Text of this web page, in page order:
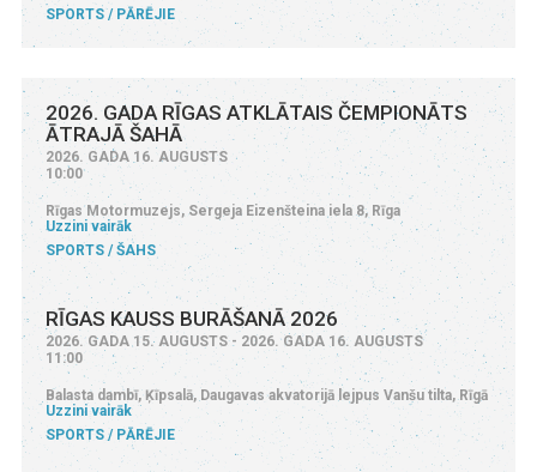
SPORTS
PĀRĒJIE
2026. GADA RĪGAS ATKLĀTAIS ČEMPIONĀTS
ĀTRAJĀ ŠAHĀ
2026. GADA 16. AUGUSTS
10:00
Rīgas Motormuzejs, Sergeja Eizenšteina iela 8, Rīga
Uzzini vairāk
SPORTS
ŠAHS
RĪGAS KAUSS BURĀŠANĀ 2026
2026. GADA 15. AUGUSTS - 2026. GADA 16. AUGUSTS
11:00
Balasta dambī, Ķīpsalā, Daugavas akvatorijā lejpus Vanšu tilta, Rīgā
Uzzini vairāk
SPORTS
PĀRĒJIE